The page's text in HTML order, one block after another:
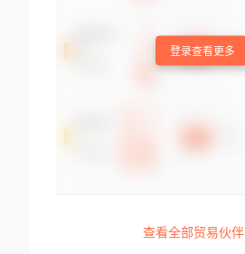
登录查看更多
查看全部贸易伙伴